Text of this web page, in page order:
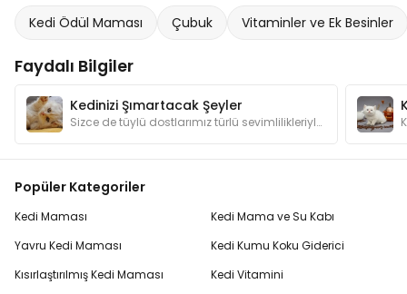
Kedi Ödül Maması Çubuk Vitaminler ve Ek Besinler
Faydalı Bilgiler
Kedinizi Şımartacak Şeyler
Sizce de tüylü dostlarımız türlü sevimlilikleriyle şımartılmayı hak etmiyorlar mı? Kedilerimizin canının sıkılmaması için hangi hediyelerden alalım?
Popüler Kategoriler
Kedi Maması
Yavru Kedi Maması
Kısırlaştırılmış Kedi Maması
Kedi Mama ve Su Kabı
Kedi Kumu Koku Giderici
Kedi Vitamini